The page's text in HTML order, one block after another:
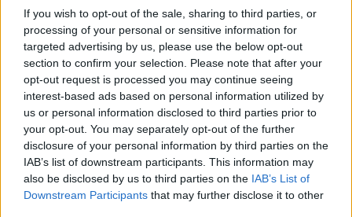
If you wish to opt-out of the sale, sharing to third parties, or
processing of your personal or sensitive information for
targeted advertising by us, please use the below opt-out
section to confirm your selection. Please note that after your
opt-out request is processed you may continue seeing
interest-based ads based on personal information utilized by
us or personal information disclosed to third parties prior to
your opt-out. You may separately opt-out of the further
disclosure of your personal information by third parties on the
IAB’s list of downstream participants. This information may
also be disclosed by us to third parties on the IAB’s List of
Downstream Participants that may further disclose it to other